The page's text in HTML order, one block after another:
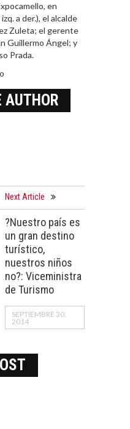
en
a der.), el alcalde
Zuleta; el gerente
Guillermo Ángel; y
Prada.
AUTHOR
Next Article
?Nuestro país es
un gran destino
turístico,
nuestros niños
no?: Viceministra
de Turismo
SEPTIEMBRE 30,
2014